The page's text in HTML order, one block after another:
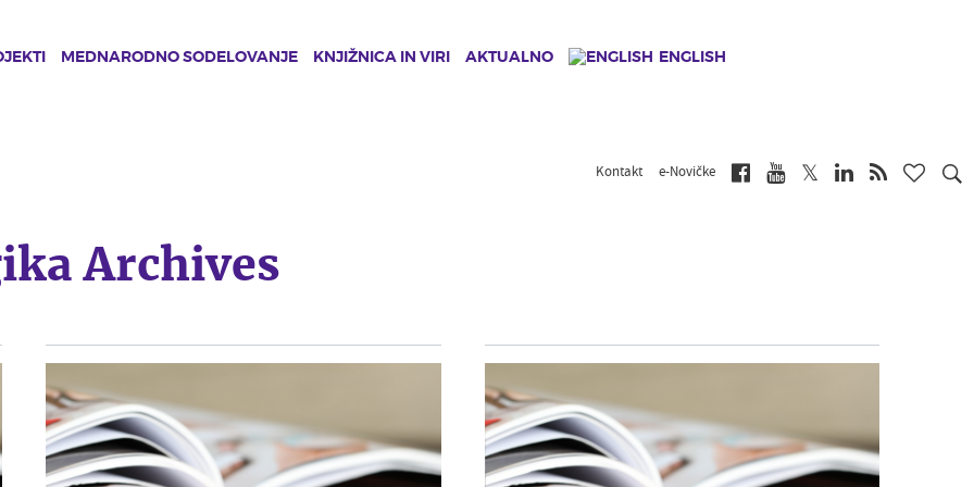
MEDNARODNO SODELOVANJE KNJIŽNICA IN VIRI AKTUALNO ENGLISH
Kontakt e-Novičke
Archives